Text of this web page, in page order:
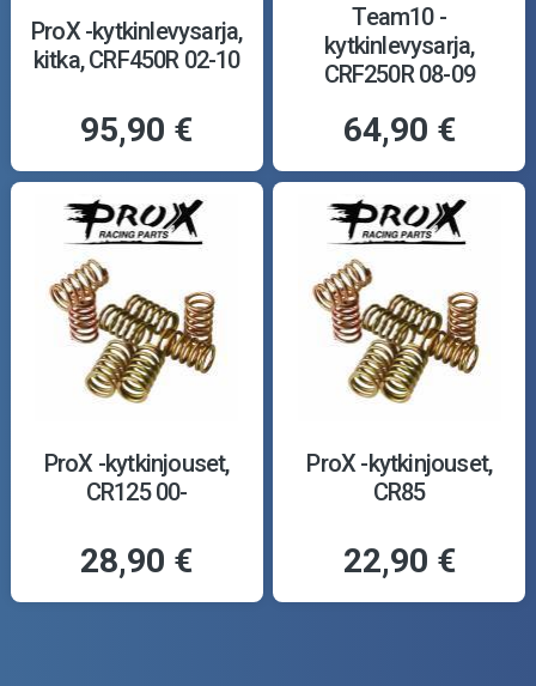
ProX -kytkinlevysarja,
kitka, CRF450R 02-10
95,90 €
Team10 -
kytkinlevysarja,
CRF250R 08-09
64,90 €
ProX -kytkinjouset,
CR125 00-
28,90 €
ProX -kytkinjouset,
CR85
22,90 €